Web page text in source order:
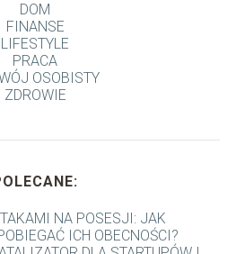
DOM
FINANSE
LIFESTYLE
PRACA
OSOBISTY
ZDROWIE
NA POSESJI: JAK
ICH OBECNOŚCI?